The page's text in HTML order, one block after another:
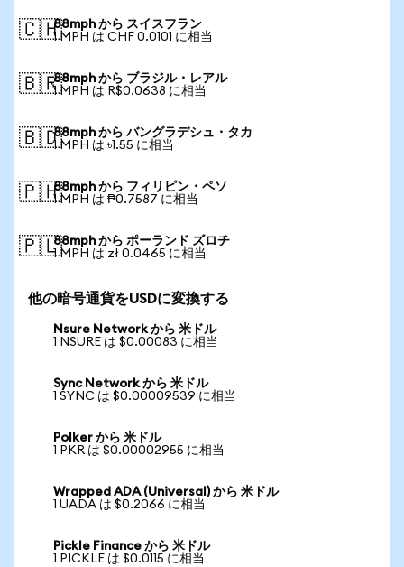
🇨🇭88mph から スイスフラン
1 MPH は CHF 0.0101 に相当
🇧🇷88mph から ブラジル・レアル
1 MPH は R$0.0638 に相当
🇧🇩88mph から バングラデシュ・タカ
1 MPH は ৳1.55 に相当
🇵🇭88mph から フィリピン・ペソ
1 MPH は ₱0.7587 に相当
🇵🇱88mph から ポーランド ズロチ
1 MPH は zł 0.0465 に相当
他の暗号通貨をUSDに変換する
Nsure Network から 米ドル
1 NSURE は $0.00083 に相当
Sync Network から 米ドル
1 SYNC は $0.00009539 に相当
Polker から 米ドル
1 PKR は $0.00002955 に相当
Wrapped ADA (Universal) から 米ドル
1 UADA は $0.2066 に相当
Pickle Finance から 米ドル
1 PICKLE は $0.0115 に相当